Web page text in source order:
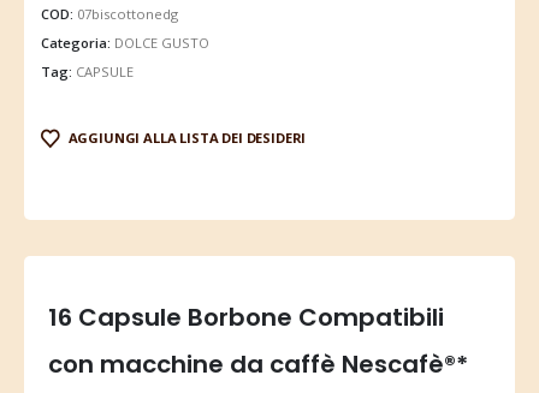
COD: 07biscottonedg
Categoria: DOLCE GUSTO
Tag: CAPSULE
AGGIUNGI ALLA LISTA DEI DESIDERI
16 Capsule Borbone Compatibili
con macchine da caffè Nescafè®*